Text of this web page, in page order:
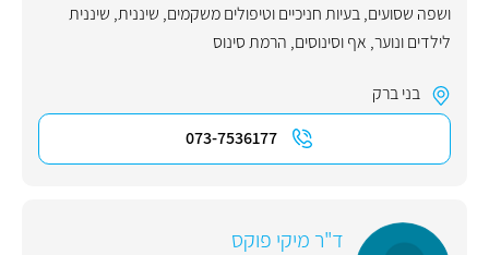
ושפה שסועים,בעיות חניכיים וטיפולים משקמים, שיננית, שיננית
לילדים ונוער, אף וסינוסים, הרמת סינוס
בני ברק
073-7536177
ד"ר מיקי פוקס